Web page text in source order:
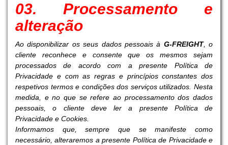
03. Processamento e
alteração
Ao disponibilizar os seus dados pessoais à G-FREIGHT, o
cliente reconhece e consente que os mesmos sejam
processados de acordo com a presente Política de
Privacidade e com as regras e princípios constantes dos
respetivos termos e condições dos serviços utilizados. Nesta
medida, e no que se refere ao processamento dos dados
pessoais, o cliente deve ler a presente Política de
Privacidade e Cookies.
Informamos que, sempre que se manifeste como
necessário, alteraremos a presente Política de Privacidade e